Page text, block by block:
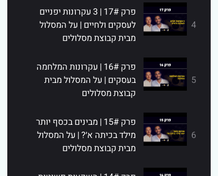
4
פרק 17# | 3 עקרונות יפניים
לעסקים ולחיים | על המסלול
מבית קבוצת מסלולים
5
פרק 16# | עקרונות המלחמה
בעסקים | על המסלול מבית
קבוצת מסלולים
6
פרק 15# | מבינים בכסף יותר
מילד בכיתה א׳? | על המסלול
מבית קבוצת מסלולים